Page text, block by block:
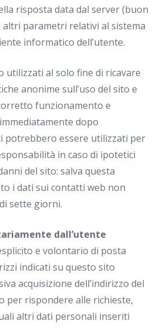
risposta data dal server (buon
altri parametri relativi al sistema
informatico dell’utente.
utilizzati al solo fine di ricavare
anonime sull’uso del sito e
funzionamento e
dopo
potrebbero essere utilizzati per
in caso di ipotetici
del sito: salva questa
i dati sui contatti web non
sette giorni.
dall’utente
e volontario di posta
indicati su questo sito
acquisizione dell’indirizzo del
per rispondere alle richieste,
altri dati personali inseriti